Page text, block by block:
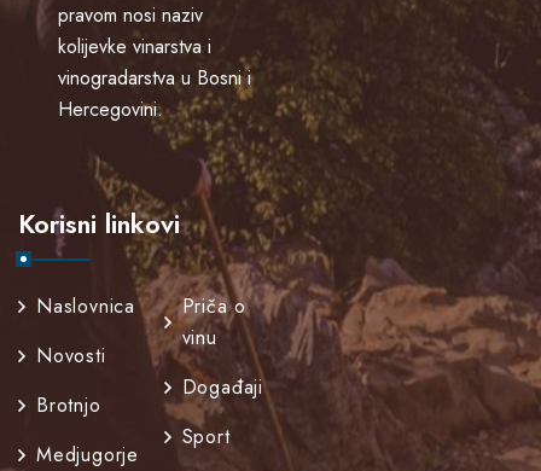
pravom nosi naziv
kolijevke vinarstva i
vinogradarstva u Bosni i
Hercegovini.
Korisni linkovi
Naslovnica
Novosti
Brotnjo
Medjugorje
Priča o
vinu
Događaji
Sport